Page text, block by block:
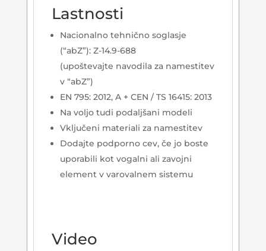
Lastnosti
Nacionalno tehnično soglasje
(“abZ”): Z-14.9-688
(upoštevajte navodila za namestitev
v “abZ”)
EN 795: 2012, A + CEN / TS 16415: 2013
Na voljo tudi podaljšani modeli
Vključeni materiali za namestitev
Dodajte podporno cev, če jo boste
uporabili kot vogalni ali zavojni
element v varovalnem sistemu
Video